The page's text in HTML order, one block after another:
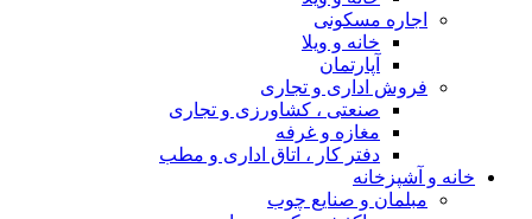
اجاره مسکونی
خانه و ویلا
آپارتمان
فروش اداری و تجاری
صنعتی ، کشاورزی و تجاری
مغازه و غرفه
دفتر کار ، اتاق اداری و مطب
خانه و آشپزخانه
مبلمان و صنایع چوب